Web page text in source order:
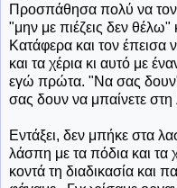
Προσπάθησα πολύ να τον
"μην με πιέζεις δεν
Κατάφερα και τον
και τα χέρια κι αυτό με
εγώ πρώτα. "Να σας
σας δουν να μπαίνετε
Εντάξει, δεν μπήκε στα
λάσπη με τα πόδια και τα
κοντά τη διαδικασία και